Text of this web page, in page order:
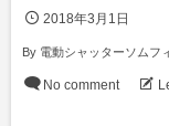
2018年3月1日
By 電動シャッターソムフ
No comment